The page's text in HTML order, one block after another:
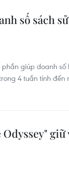
số sách
giúp doanh số
4 tuần tính
giữ